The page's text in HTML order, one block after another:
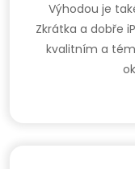
Výhodou je
Zkrátka a dobře
kvalitním a